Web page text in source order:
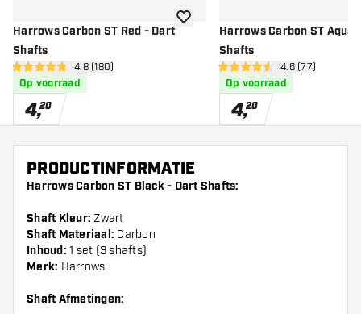
Harrows Carbon ST Red - Dart
Shafts
open reviews drawer
4.8 score sterren4.8 (180)
Op voorraad
4,20
toevoegen aan verlanglijst
Harrows Carbon ST Aqua
Shafts
open reviews
4.6 score sterren4.6 (77)
Op voorraad
4,20
PRODUCTINFORMATIE
Harrows Carbon ST Black - Dart Shafts:
Shaft Kleur: Zwart
Shaft Materiaal: Carbon
Inhoud: 1 set (3 shafts)
Merk: Harrows
Shaft Afmetingen: